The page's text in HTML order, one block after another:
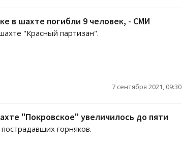
в шахте погибли 9 человек, - СМИ
"Красный партизан".
7 сентября 2021, 09:30
"Покровское" увеличилось до пяти
горняков.